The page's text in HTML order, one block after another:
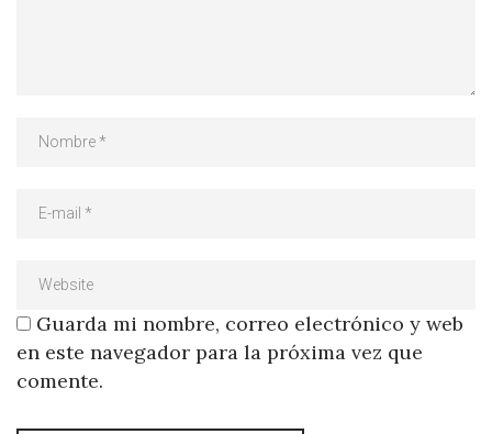
Guarda mi nombre, correo electrónico y web
en este navegador para la próxima vez que
comente.